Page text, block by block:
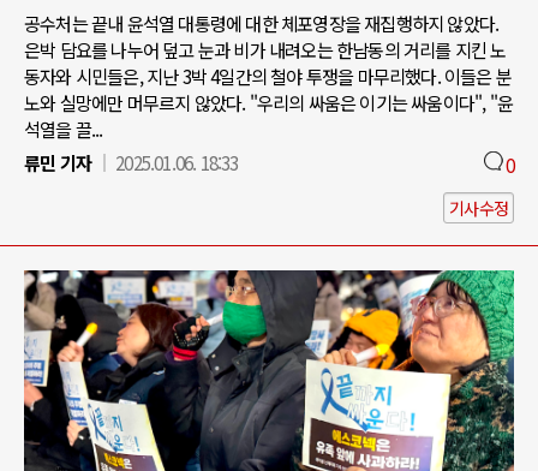
공수처는 끝내 윤석열 대통령에 대한 체포영장을 재집행하지 않았다.
은박 담요를 나누어 덮고 눈과 비가 내려오는 한남동의 거리를 지킨 노
동자와 시민들은, 지난 3박 4일간의 철야 투쟁을 마무리했다. 이들은 분
노와 실망에만 머무르지 않았다. "우리의 싸움은 이기는 싸움이다", "윤
석열을 끌...
류민 기자
2025.01.06. 18:33 0
기사수정